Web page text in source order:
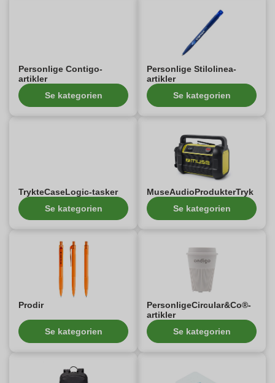
Personlige Contigo-
artikler
Se kategorien
Personlige Stilolinea-
artikler
Se kategorien
TrykteCaseLogic-tasker
Se kategorien
MuseAudioProdukterTryk
Se kategorien
Prodir
Se kategorien
PersonligeCircular&Co®-
artikler
Se kategorien